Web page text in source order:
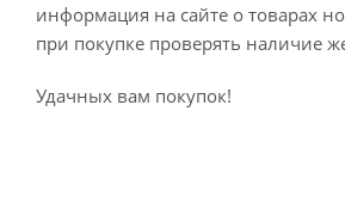
информация на сайте о товарах
при покупке проверять наличие
Удачных вам покупок!